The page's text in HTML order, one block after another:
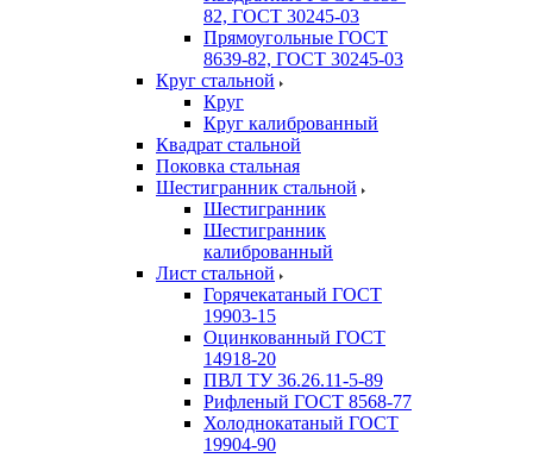
82, ГОСТ 30245-03
Прямоугольные ГОСТ
8639-82, ГОСТ 30245-03
Круг стальной
Круг
Круг калиброванный
Квадрат стальной
Поковка стальная
Шестигранник стальной
Шестигранник
Шестигранник
калиброванный
Лист стальной
Горячекатаный ГОСТ
19903-15
Оцинкованный ГОСТ
14918-20
ПВЛ ТУ 36.26.11-5-89
Рифленый ГОСТ 8568-77
Холоднокатаный ГОСТ
19904-90